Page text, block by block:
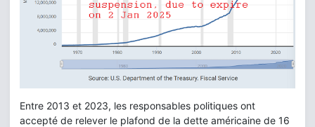
Entre 2013 et 2023, les responsables politiques ont
accepté de relever le plafond de la dette américaine de 16